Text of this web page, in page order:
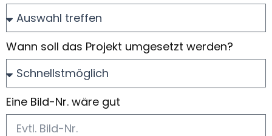
Wann soll das Projekt umgesetzt werden?
Eine Bild-Nr. wäre gut